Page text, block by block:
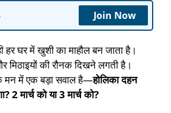
Join Now
हर घर में खुशी का माहौल बन जाता है।
मिठाइयों की रौनक दिखने लगती है।
मन में एक बड़ा सवाल है—होलिका दहन
2 मार्च को या 3 मार्च को?